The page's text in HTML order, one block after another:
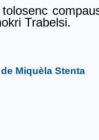
Trabelsi.
Miquèla Stenta